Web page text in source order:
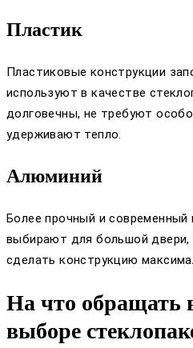
Пластик
Пластиковые конструкции
используют в качестве
долговечны, не требуют
удерживают тепло.
Алюминий
Более прочный и современный
выбирают для большой двери,
сделать конструкцию
На что обращать
выборе